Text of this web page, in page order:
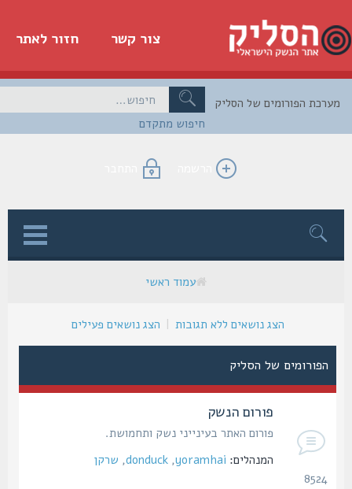
חזור לאתר צור קשר
חיפוש מתקדם
הפורומים של הסליק
הרשמה התחבר
עמוד ראשי
הצג נושאים ללא תגובות | הצג נושאים פעילים
הפורומים של הסליק
פורום הנשק
פורום האתר בעינייני נשק ותחמושת.
המנהלים: yoramhai
,
donduck
,שרקן
8524